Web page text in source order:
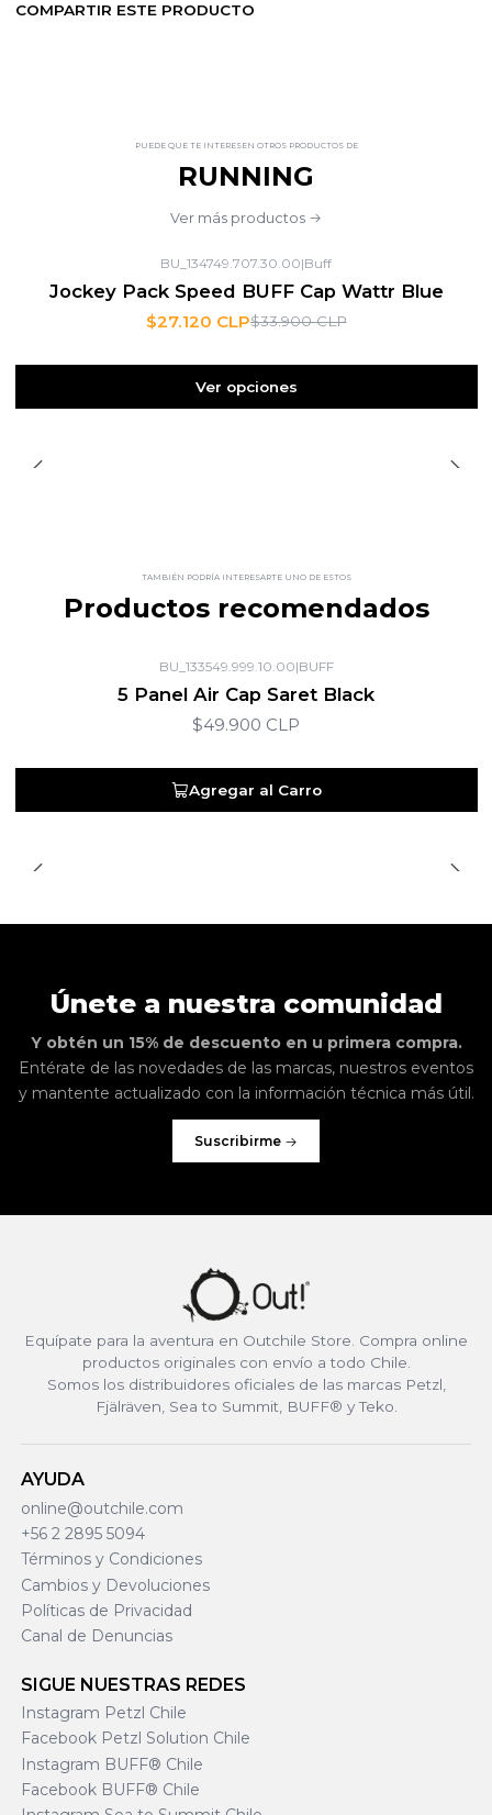
COMPARTIR ESTE PRODUCTO
PUEDE QUE TE INTERESEN OTROS PRODUCTOS DE
RUNNING
Ver más productos
BU_134749.707.30.00|Buff
Jockey Pack Speed BUFF Cap Wattr Blue
$27.120 CLP$33.900 CLP
Ver opciones
TAMBIÉN PODRÍA INTERESARTE UNO DE ESTOS
Productos recomendados
BU_133549.999.10.00|BUFF
5 Panel Air Cap Saret Black
$49.900 CLP
Agregar al Carro
Únete a nuestra comunidad
Y obtén un 15% de descuento en u primera compra.
Entérate de las novedades de las marcas, nuestros eventos
y mantente actualizado con la información técnica más útil.
Suscribirme
Equípate para la aventura en Outchile Store. Compra online
productos originales con envío a todo Chile.
Somos los distribuidores oficiales de las marcas Petzl,
Fjälräven, Sea to Summit, BUFF® y Teko.
AYUDA
online@outchile.com
+56 2 2895 5094
Términos y Condiciones
Cambios y Devoluciones
Políticas de Privacidad
Canal de Denuncias
SIGUE NUESTRAS REDES
Instagram Petzl Chile
Facebook Petzl Solution Chile
Instagram BUFF® Chile
Facebook BUFF® Chile